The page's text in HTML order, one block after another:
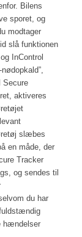
Bilens
sporet, og
modtager
slå funktionen
InControl
Secure
aktiveres
slæbes
en måde, der
Tracker
og sendes til
du har
hændelser